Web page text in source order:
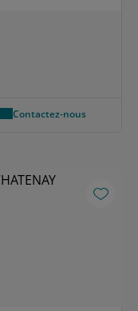
Contactez-nous